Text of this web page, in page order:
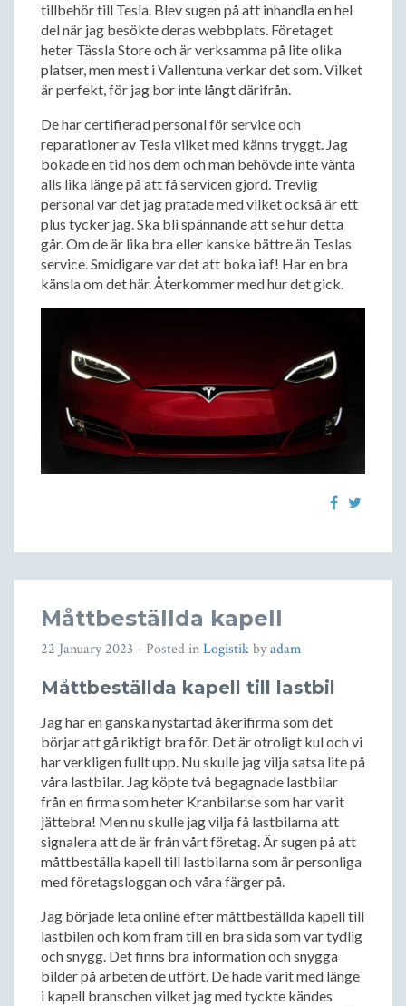
tillbehör till Tesla. Blev sugen på att inhandla en hel
del när jag besökte deras webbplats. Företaget
heter Tässla Store och är verksamma på lite olika
platser, men mest i Vallentuna verkar det som. Vilket
är perfekt, för jag bor inte långt därifrån.
De har certifierad personal för service och
reparationer av Tesla vilket med känns tryggt. Jag
bokade en tid hos dem och man behövde inte vänta
alls lika länge på att få servicen gjord. Trevlig
personal var det jag pratade med vilket också är ett
plus tycker jag. Ska bli spännande att se hur detta
går. Om de är lika bra eller kanske bättre än Teslas
service. Smidigare var det att boka iaf! Har en bra
känsla om det här. Återkommer med hur det gick.
Måttbeställda kapell
22 January 2023 - Posted inLogistikbyadam
Måttbeställda kapell till lastbil
Jag har en ganska nystartad åkerifirma som det
börjar att gå riktigt bra för. Det är otroligt kul och vi
har verkligen fullt upp. Nu skulle jag vilja satsa lite på
våra lastbilar. Jag köpte två begagnade lastbilar
från en firma som heter Kranbilar.se som har varit
jättebra! Men nu skulle jag vilja få lastbilarna att
signalera att de är från vårt företag. Är sugen på att
måttbeställa kapell till lastbilarna som är personliga
med företagsloggan och våra färger på.
Jag började leta online efter måttbeställda kapell till
lastbilen och kom fram till en bra sida som var tydlig
och snygg. Det finns bra information och snygga
bilder på arbeten de utfört. De hade varit med länge
i kapell branschen vilket jag med tyckte kändes